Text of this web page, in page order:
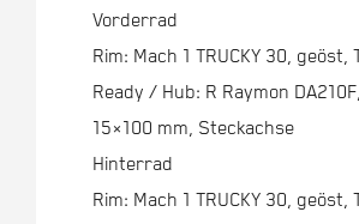
Vorderrad
Rim: Mach 1 TRUCKY 30, geöst,
Ready / Hub: R Raymon
15×100 mm, Steckachse
Hinterrad
Rim: Mach 1 TRUCKY 30, geöst,